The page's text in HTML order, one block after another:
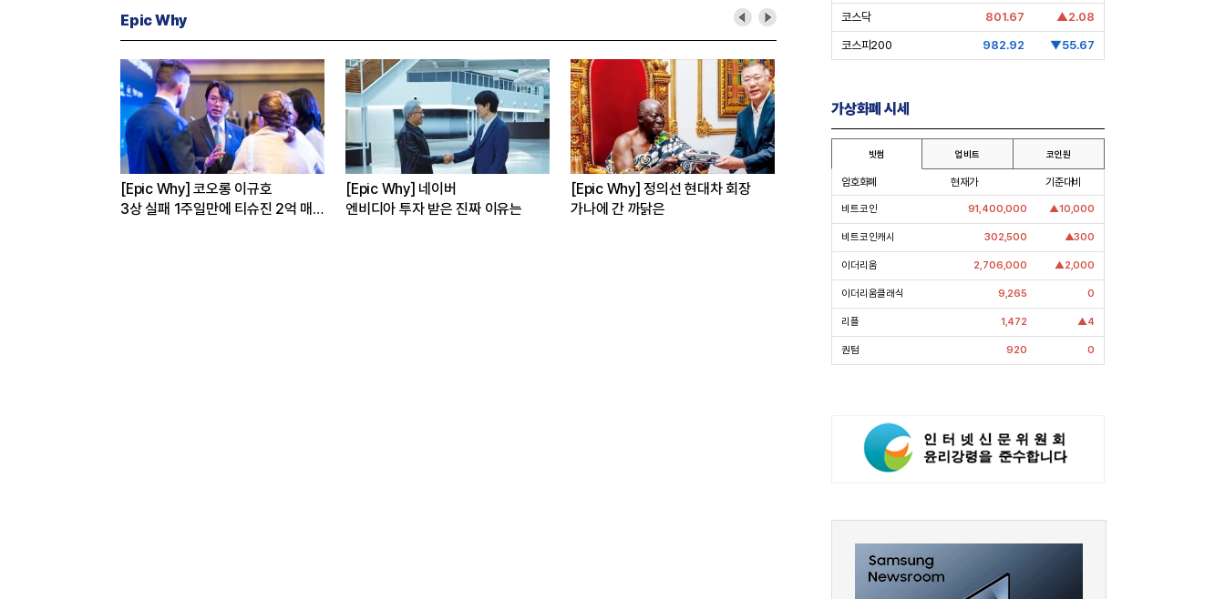
Epic Why
[Epic Why] 코오롱 이규호
3상 실패 1주일만에 티슈진 2억 매
[Epic Why] 네이버
엔비디아 투자 받은 진짜 이유는
[Epic Why] 정의선 현대차 회장
가나에 간 까닭은
[Epic Why] 김남구 회장의 ‘보험사
발걸음이 신중해진 배경은?
[Epic Why] 러트닉 장관
삼성·SK에 생산시설 건설 촉구. 노림
수는?
코스닥 801.67 ▲2.08
코스피200 982.92 ▼55.67
가상화폐 시세
빗썸 업비트 코인원
암호화폐 현재가 기준대비
비트코인 91,400,000 ▲10,000
비트코인캐시 302,500 ▲300
이더리움 2,706,000 ▲2,000
이더리움클래식 9,265 0
리플 1,472 ▲4
퀀텀 920 0